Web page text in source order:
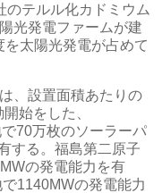
のテルル化カドミウム
光発電ファームが建
太陽光発電が占めて
、設置面積あたりの
始をした、
70万枚のソーラーパ
する。福島第二原子
の発電能力を有
1140MWの発電能力